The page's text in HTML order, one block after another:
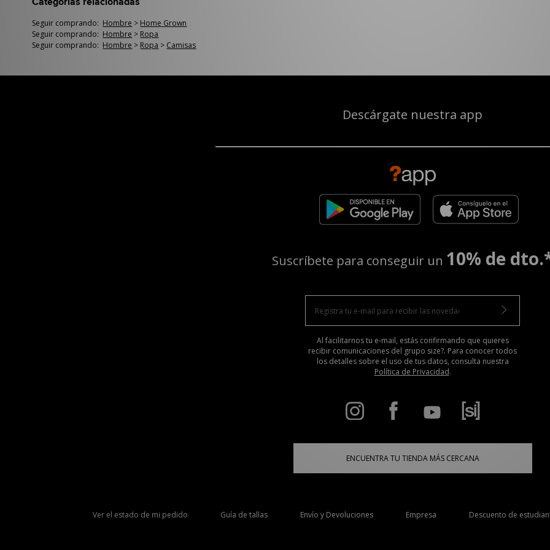
Seguir comprando: Hombre > Home Grown
Seguir comprando: Hombre > Ropa
Seguir comprando: Hombre > Ropa > Camisas
Descárgate nuestra app
Suscríbete para conseguir un 10% de
Al facilitarnos tu e-mail, estás confirmando que quieres
recibir comunicaciones del grupo size?. Para conocer todos
los detalles sobre el uso de tus datos, consulta nuestra
Política de Privacidad.
ENCUENTRA TU TIENDA MÁS CERCANA
Ver el estado de mi pedido Guía de tallas Envío y Devoluciones Empresa Descuento de